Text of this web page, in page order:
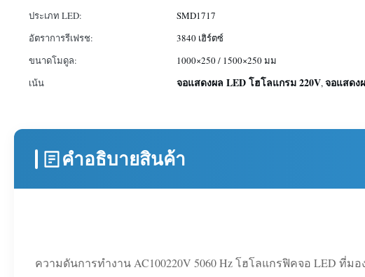
ประเภท LED:
SMD1717
อัตราการรีเฟรช:
3840 เฮิร์ตซ์
ขนาดโมดูล:
1000×250 / 1500×250 มม
เน้น
จอแสดงผล LED โฮโลแกรม 220V,จอแสดง
คําอธิบายสินค้า
ความดันการทํางาน AC100220V 5060 Hz โฮโลแกรฟิคจอ LED ที่